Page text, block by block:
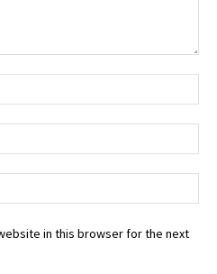
in this browser for the next